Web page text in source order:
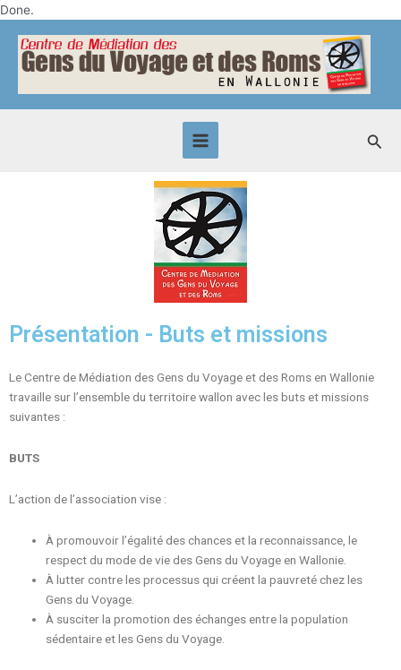
Done.
content
Main
Menu
Présentation - Buts et missions
Le Centre de Médiation des Gens du Voyage et des Roms en Wallonie
travaille sur l’ensemble du territoire wallon avec les buts et missions
suivantes :
BUTS
L’action de l’association vise :
À promouvoir l’égalité des chances et la reconnaissance, le
respect du mode de vie des Gens du Voyage en Wallonie.
À lutter contre les processus qui créent la pauvreté chez les
Gens du Voyage.
À susciter la promotion des échanges entre la population
sédentaire et les Gens du Voyage.